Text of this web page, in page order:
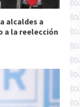
alcaldes a
a la reelección